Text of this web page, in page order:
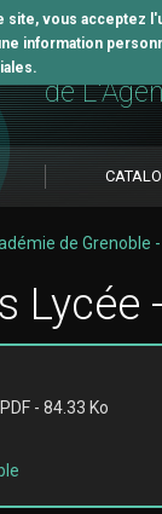
site, vous
information
L'outil
de
de Grenoble
Lycée
- 84.33 Ko